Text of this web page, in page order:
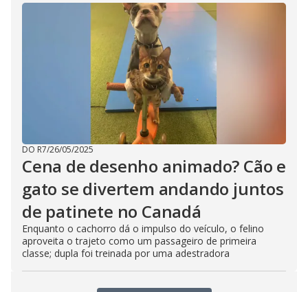
DO R7/26/05/2025
Cena de desenho animado? Cão e
gato se divertem andando juntos
de patinete no Canadá
Enquanto o cachorro dá o impulso do veículo, o felino
aproveita o trajeto como um passageiro de primeira
classe; dupla foi treinada por uma adestradora